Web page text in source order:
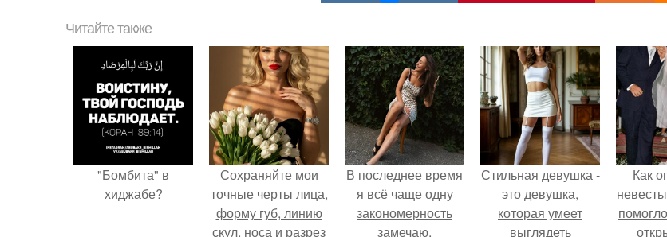
Читайте также
"Бомбита" в
хиджабе?
Сохраняйте мои
точные черты лица,
форму губ, линию
скул, носа и разрез
В последнее время
я всё чаще одну
закономерность
замечаю.
Стильная девушка -
это девушка,
которая умеет
выглядеть
Как